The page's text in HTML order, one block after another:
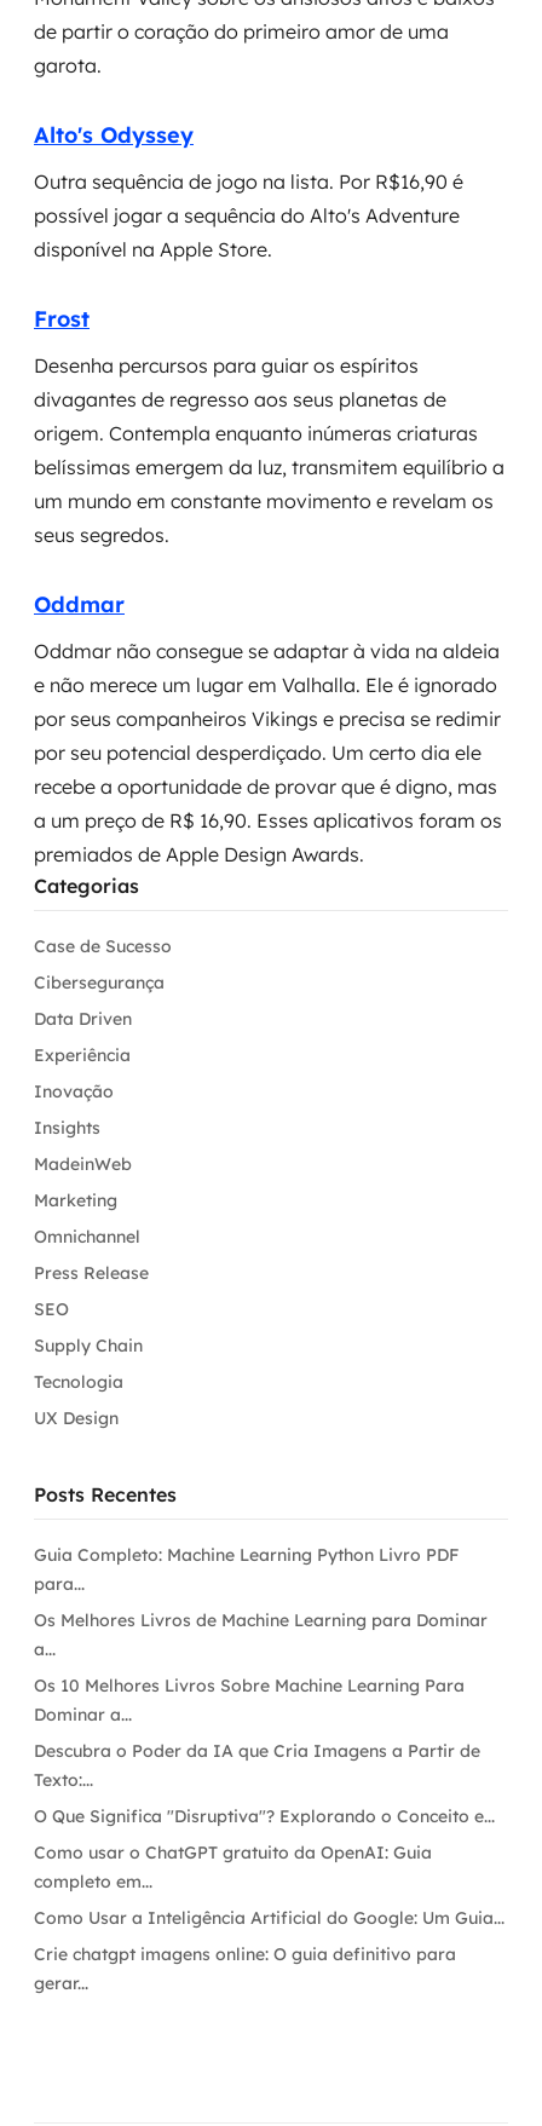
de partir o coração do primeiro amor de uma
garota.
Alto's Odyssey
Outra sequência de jogo na lista. Por R$16,90 é
possível jogar a sequência do Alto's Adventure
disponível na Apple Store.
Frost
Desenha percursos para guiar os espíritos
divagantes de regresso aos seus planetas de
origem. Contempla enquanto inúmeras criaturas
belíssimas emergem da luz, transmitem equilíbrio a
um mundo em constante movimento e revelam os
seus segredos.
Oddmar
Oddmar não consegue se adaptar à vida na aldeia
e não merece um lugar em Valhalla. Ele é ignorado
por seus companheiros Vikings e precisa se redimir
por seu potencial desperdiçado. Um certo dia ele
recebe a oportunidade de provar que é digno, mas
a um preço de R$ 16,90. Esses aplicativos foram os
premiados de Apple Design Awards.
Categorias
Case de Sucesso
Cibersegurança
Data Driven
Experiência
Inovação
Insights
MadeinWeb
Marketing
Omnichannel
Press Release
SEO
Supply Chain
Tecnologia
UX Design
Posts Recentes
Guia Completo: Machine Learning Python Livro PDF
para...
Os Melhores Livros de Machine Learning para Dominar
a...
Os 10 Melhores Livros Sobre Machine Learning Para
Dominar a...
Descubra o Poder da IA que Cria Imagens a Partir de
Texto:...
O Que Significa "Disruptiva"? Explorando o Conceito e...
Como usar o ChatGPT gratuito da OpenAI: Guia
completo em...
Como Usar a Inteligência Artificial do Google: Um Guia...
Crie chatgpt imagens online: O guia definitivo para
gerar...